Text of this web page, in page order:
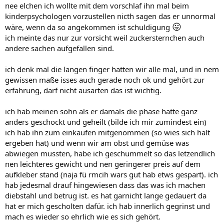
nee elchen ich wollte mit dem vorschlaf ihn mal beim
kinderpsychologen vorzustellen nicth sagen das er unnormal
wäre, wenn da so angekommen ist schuldigung 😛
ich meinte das nur zur vorsicht weil zuckersternchen auch
andere sachen aufgefallen sind.
ich denk mal die langen finger hatten wir alle mal, und in nem
gewissen maße isses auch gerade noch ok und gehört zur
erfahrung, darf nicht ausarten das ist wichtig.
ich hab meinen sohn als er damals die phase hatte ganz
anders geschockt und geheilt (bilde ich mir zumindest ein)
ich hab ihn zum einkaufen mitgenommen (so wies sich halt
ergeben hat) und wenn wir am obst und gemüse was
abwiegen mussten, habe ich geschummelt so das letzendlich
nen leichteres gewicht und nen geringerer preis auf dem
aufkleber stand (naja fü rmcih wars gut hab etws gespart). ich
hab jedesmal drauf hingewiesen dass das was ich machen
diebstahl und betrug ist. es hat garnicht lange gedauert da
hat er mich gescholten dafür. ich hab innerlich gegrinst und
mach es wieder so ehrlich wie es sich gehört.